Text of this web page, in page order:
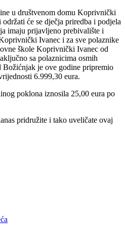
u društvenom domu Koprivnički
će se dječja priredba i podjela
imaju prijavljeno prebivalište i
Ivanec i za sve polaznike
škole Koprivnički Ivanec od
sa polaznicima osmih
Božićnjak je ove godine pripremio
6.999,30 eura.
poklona iznosila 25,00 eura po
pridružite i tako uveličate ovaj